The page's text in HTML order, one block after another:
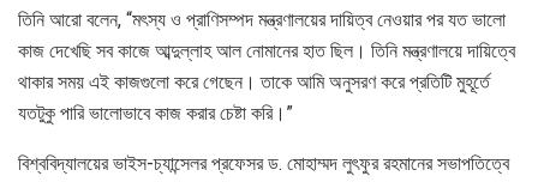
তিনি আরো বলেন, “মৎস্য ও প্রাণিসম্পদ মন্ত্রণালয়ের দায়িত্ব নেওয়ার পর যত ভালো
কাজ দেখেছি সব কাজে আব্দুল্লাহ আল নোমানের হাত ছিল। তিনি মন্ত্রণালয়ে দায়িত্বে
থাকার সময় এই কাজগুলো করে গেছেন। তাকে আমি অনুসরণ করে প্রতিটি মুহূর্তে
যতটুকু পারি ভালোভাবে কাজ করার চেষ্টা করি।”
বিশ্ববিদ্যালয়ের ভাইস-চ্যান্সেলর প্রফেসর ড. মোহাম্মদ লুৎফুর রহমানের সভাপতিত্বে